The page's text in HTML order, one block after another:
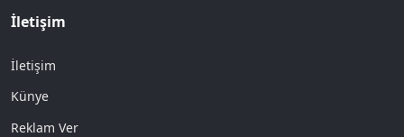
İletişim
İletişim
Künye
Reklam Ver